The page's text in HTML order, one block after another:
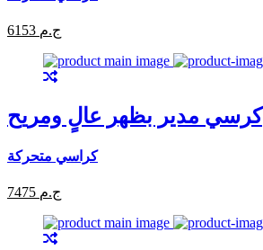
6153 ج.م
كرسي مدير بظهر عالٍ ومريح
كراسي متحركة
7475 ج.م